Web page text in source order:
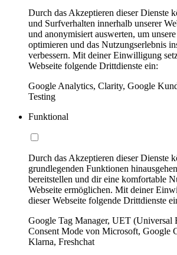
Durch das Akzeptieren dieser Dienste
und Surfverhalten innerhalb unserer
und anonymisiert auswerten, um
optimieren und das Nutzungserlebnis
verbessern. Mit deiner Einwilligung
Webseite folgende Drittdienste ein:
Google Analytics, Clarity, Google
Testing
Funktional
Durch das Akzeptieren dieser Dienste
grundlegenden Funktionen
bereitstellen und dir eine komfortable
Webseite ermöglichen. Mit deiner
dieser Webseite folgende Drittdienste
Google Tag Manager, UET (Universal
Consent Mode von Microsoft, Google
Klarna, Freshchat